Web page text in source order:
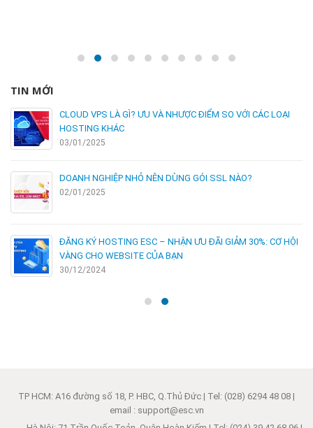
TIN MỚI
CLOUD VPS LÀ GÌ? ƯU VÀ NHƯỢC ĐIỂM SO VỚI CÁC LOẠI
HOSTING KHÁC
03/01/2025
DOANH NGHIỆP NHỎ NÊN DÙNG GÓI SSL NÀO?
02/01/2025
ĐĂNG KÝ HOSTING ESC – NHẬN ƯU ĐÃI GIẢM 30%: CƠ HỘI
VÀNG CHO WEBSITE CỦA BẠN
30/12/2024
TP HCM: A16 đường số 18, P. HBC, Q.Thủ Đức | Tel: (028) 6294 48 08 |
email : support@esc.vn